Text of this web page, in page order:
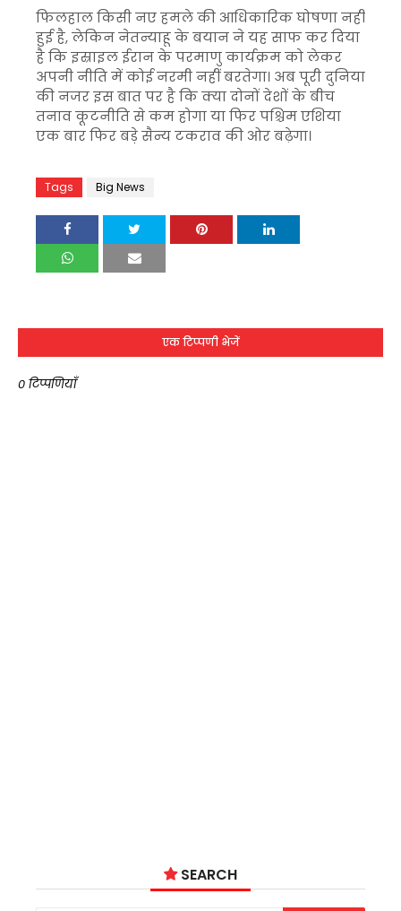
फिलहाल किसी नए हमले की आधिकारिक घोषणा नहीं
हुई है, लेकिन नेतन्याहू के बयान ने यह साफ कर दिया
है कि इस्राइल ईरान के परमाणु कार्यक्रम को लेकर
अपनी नीति में कोई नरमी नहीं बरतेगा। अब पूरी दुनिया
की नजर इस बात पर है कि क्या दोनों देशों के बीच
तनाव कूटनीति से कम होगा या फिर पश्चिम एशिया
एक बार फिर बड़े सैन्य टकराव की ओर बढ़ेगा।
Tags Big News
एक टिप्पणी भेजें
0 टिप्पणियाँ
SEARCH